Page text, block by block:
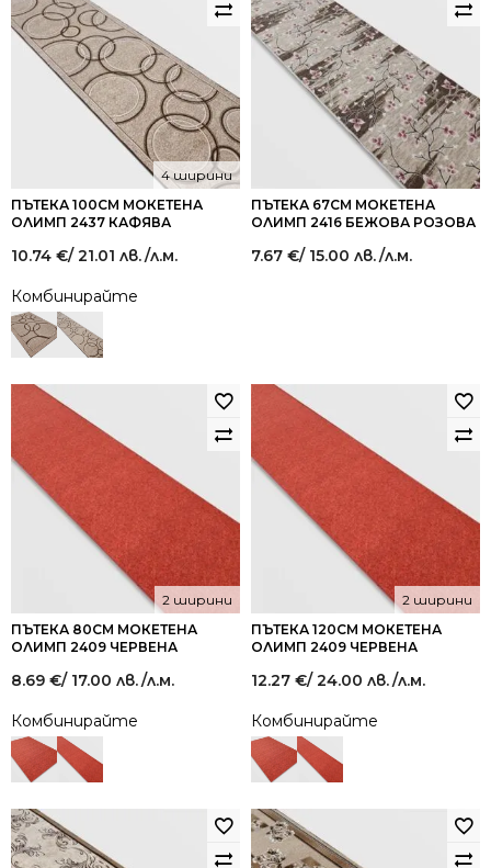
ПЪТЕКА 100СМ МОКЕТЕНА
ОЛИМП 2437 КАФЯВА
4 ширини
10.74 €/ 21.01 лв./л.м.
Комбинирайте
ПЪТЕКА 67СМ МОКЕТЕНА
ОЛИМП 2416 БЕЖОВА РОЗОВА
7.67 €/ 15.00 лв./л.м.
ПЪТЕКА 80СМ МОКЕТЕНА
ОЛИМП 2409 ЧЕРВЕНА
2 ширини
8.69 €/ 17.00 лв./л.м.
Комбинирайте
ПЪТЕКА 120СМ МОКЕТЕНА
ОЛИМП 2409 ЧЕРВЕНА
2 ширини
12.27 €/ 24.00 лв./л.м.
Комбинирайте